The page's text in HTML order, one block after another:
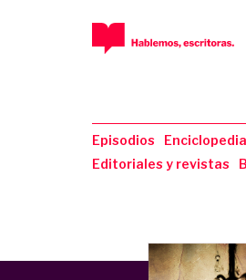
Episodios Enciclopedia
Editoriales y revistas